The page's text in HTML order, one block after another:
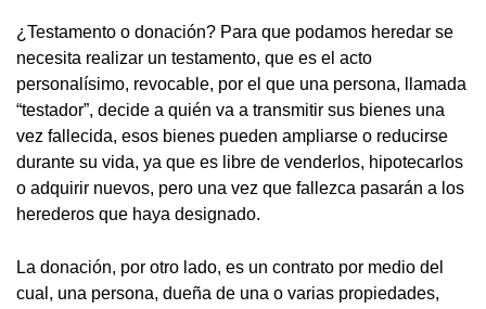
¿Testamento o donación? Para que podamos heredar se
necesita realizar un testamento, que es el acto
personalísimo, revocable, por el que una persona, llamada
“testador”, decide a quién va a transmitir sus bienes una
vez fallecida, esos bienes pueden ampliarse o reducirse
durante su vida, ya que es libre de venderlos, hipotecarlos
o adquirir nuevos, pero una vez que fallezca pasarán a los
herederos que haya designado.
La donación, por otro lado, es un contrato por medio del
cual, una persona, dueña de una o varias propiedades,